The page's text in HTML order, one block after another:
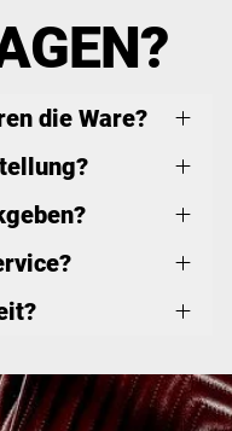
die Ware?